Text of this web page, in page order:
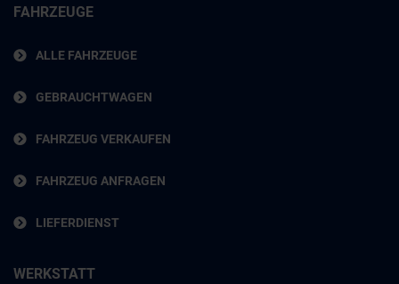
FAHRZEUGE
ALLE FAHRZEUGE
GEBRAUCHTWAGEN
FAHRZEUG VERKAUFEN
FAHRZEUG ANFRAGEN
LIEFERDIENST
WERKSTATT